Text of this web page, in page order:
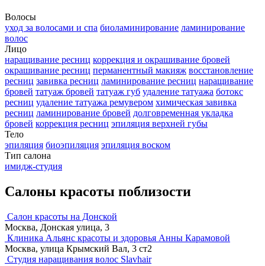
Волосы
уход за волосами и спа биоламинирование ламинирование
волос
Лицо
наращивание ресниц коррекция и окрашивание бровей
окрашивание ресниц перманентный макияж восстановление
ресниц завивка ресниц ламинирование ресниц наращивание
бровей татуаж бровей татуаж губ удаление татуажа ботокс
ресниц удаление татуажа ремувером химическая завивка
ресниц ламинирование бровей долговременная укладка
бровей коррекция ресниц эпиляция верхней губы
Тело
эпиляция биоэпиляция эпиляция воском
Тип салона
имидж-студия
Салоны красоты поблизости
Салон красоты на Донской
Москва, Донская улица, 3
Клиника Альянс красоты и здоровья Анны Карамовой
Москва, улица Крымский Вал, 3 ст2
Студия наращивания волос Slavhair